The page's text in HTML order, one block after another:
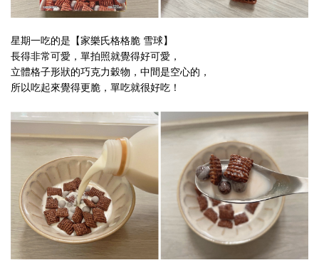
星期一吃的是 【家樂氏格格脆 雪球】
長得非常可愛，單拍照就覺得好可愛，
立體格子形狀的巧克力穀物，中間是空心的，
所以吃起來覺得更脆，單吃就很好吃！